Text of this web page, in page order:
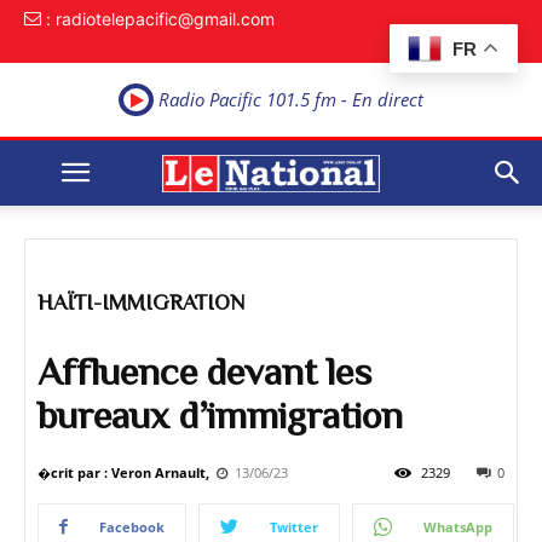
FR
: radiotelepacific@gmail.com
Radio Pacific 101.5 fm - En direct
HAÏTI-IMMIGRATION
Affluence devant les
bureaux d’immigration
�crit par : Veron Arnault, 13/06/23 0
2329
Facebook Twitter WhatsApp